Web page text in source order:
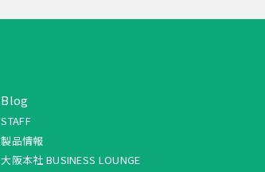
Blog
STAFF
製品情報
大阪本社 BUSINESS LOUNGE